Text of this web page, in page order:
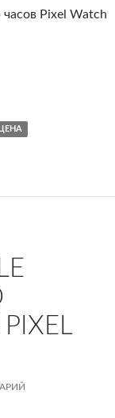
Pixel Watch
смарт-часы
ЦЕНА